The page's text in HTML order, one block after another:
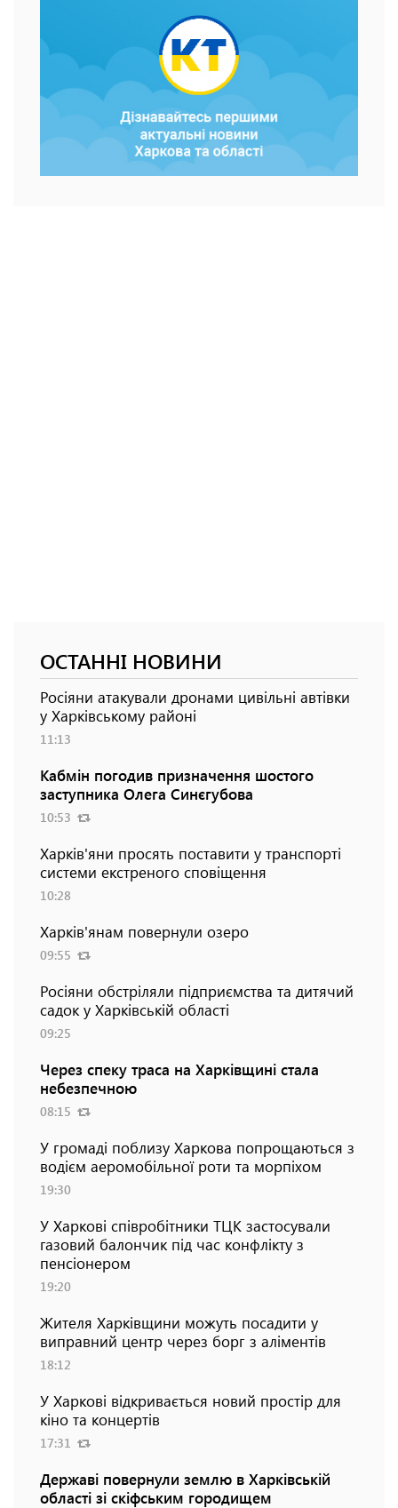
ОСТАННІ НОВИНИ
Росіяни атакували дронами цивільні автівки
у Харківському районі
11:13
Кабмін погодив призначення шостого
заступника Олега Синєгубова
10:53
Харків'яни просять поставити у транспорті
системи екстреного сповіщення
10:28
Харків'янам повернули озеро
09:55
Росіяни обстріляли підприємства та дитячий
садок у Харківській області
09:25
Через спеку траса на Харківщині стала
небезпечною
08:15
У громаді поблизу Харкова попрощаються з
водієм аеромобільної роти та морпіхом
19:30
У Харкові співробітники ТЦК застосували
газовий балончик під час конфлікту з
пенсіонером
19:20
Жителя Харківщини можуть посадити у
виправний центр через борг з аліментів
18:12
У Харкові відкривається новий простір для
кіно та концертів
17:31
Державі повернули землю в Харківській
області зі скіфським городищем